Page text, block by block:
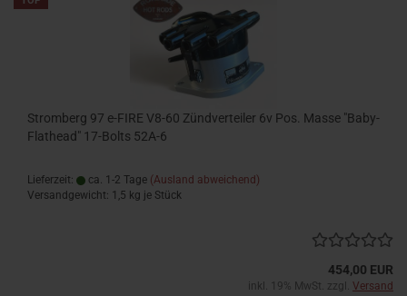
Stromberg 97 e-FIRE V8-60 Zündverteiler 6v Pos. Masse "Baby-
Flathead" 17-Bolts 52A-6
Lieferzeit: ca. 1-2 Tage (Ausland abweichend)
Versandgewicht: 1,5 kg je Stück
454,00 EUR
inkl. 19% MwSt. zzgl. Versand